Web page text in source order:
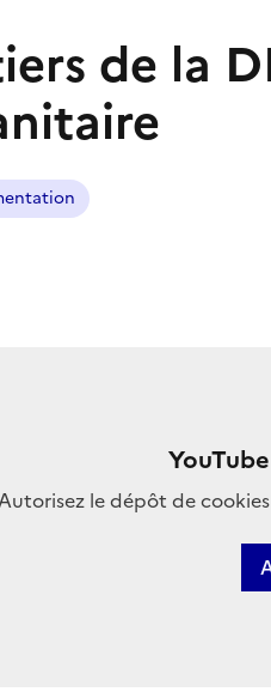
de la
le dépôt de